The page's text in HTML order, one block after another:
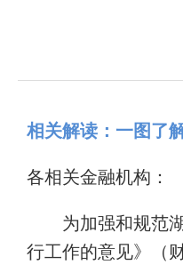
相关解读：一图了
各相关金融机构：
为加强和规范
行工作的意见》（